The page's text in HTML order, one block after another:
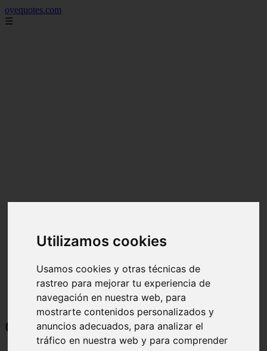
Utilizamos cookies
Usamos cookies y otras técnicas de
rastreo para mejorar tu experiencia de
navegación en nuestra web, para
mostrarte contenidos personalizados y
anuncios adecuados, para analizar el
tráfico en nuestra web y para comprender
oyequotes.com
☰
Curiosidades y Sabias que